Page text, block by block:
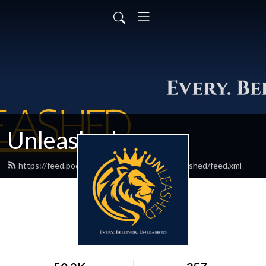
Unleashed
https://feed.podbean.com/everybelieverunleashed/feed.xml